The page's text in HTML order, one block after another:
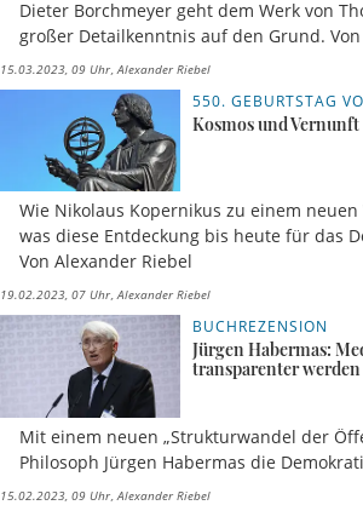
Dieter Borchmeyer geht dem Werk von
großer Detailkenntnis auf den Grund.
15.03.2023, 09 Uhr Alexander Riebel
550. GEBURTSTAG
Kosmos und Vernunft
Wie Nikolaus Kopernikus zu einem
was diese Entdeckung bis heute für das
Von Alexander Riebel
19.02.2023, 07 Uhr Alexander Riebel
BUCHREZENSION
Jürgen Habermas:
transparenter werden
Mit einem neuen „Strukturwandel der
Philosoph Jürgen Habermas die
15.02.2023, 09 Uhr Alexander Riebel